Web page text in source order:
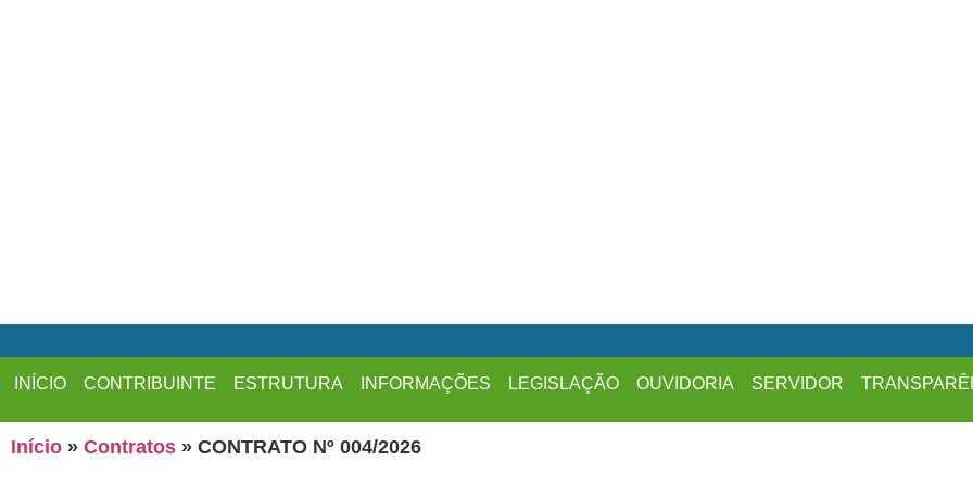
INÍCIO CONTRIBUINTE ESTRUTURA INFORMAÇÕES LEGISLAÇÃO OUVIDORIA SERVIDOR
Início » Contratos » CONTRATO Nº 004/2026